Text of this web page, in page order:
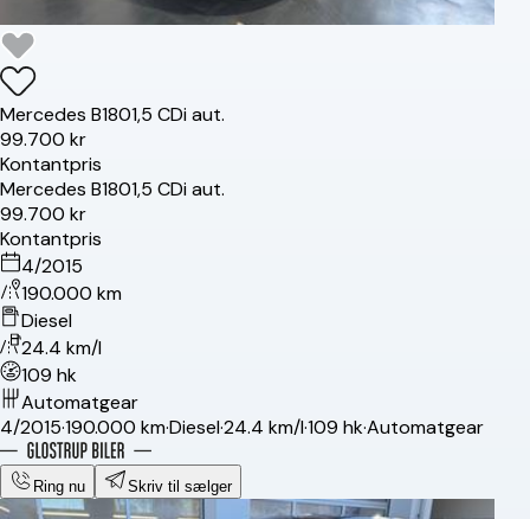
Mercedes B1801,5 CDi aut.
99.700 kr
Kontantpris
Mercedes B1801,5 CDi aut.
99.700 kr
Kontantpris
4/2015
190.000 km
Diesel
24.4 km/l
109 hk
Automatgear
4/2015·190.000 km·Diesel·24.4 km/l·109 hk·Automatgear
Ring nu Skriv til sælger